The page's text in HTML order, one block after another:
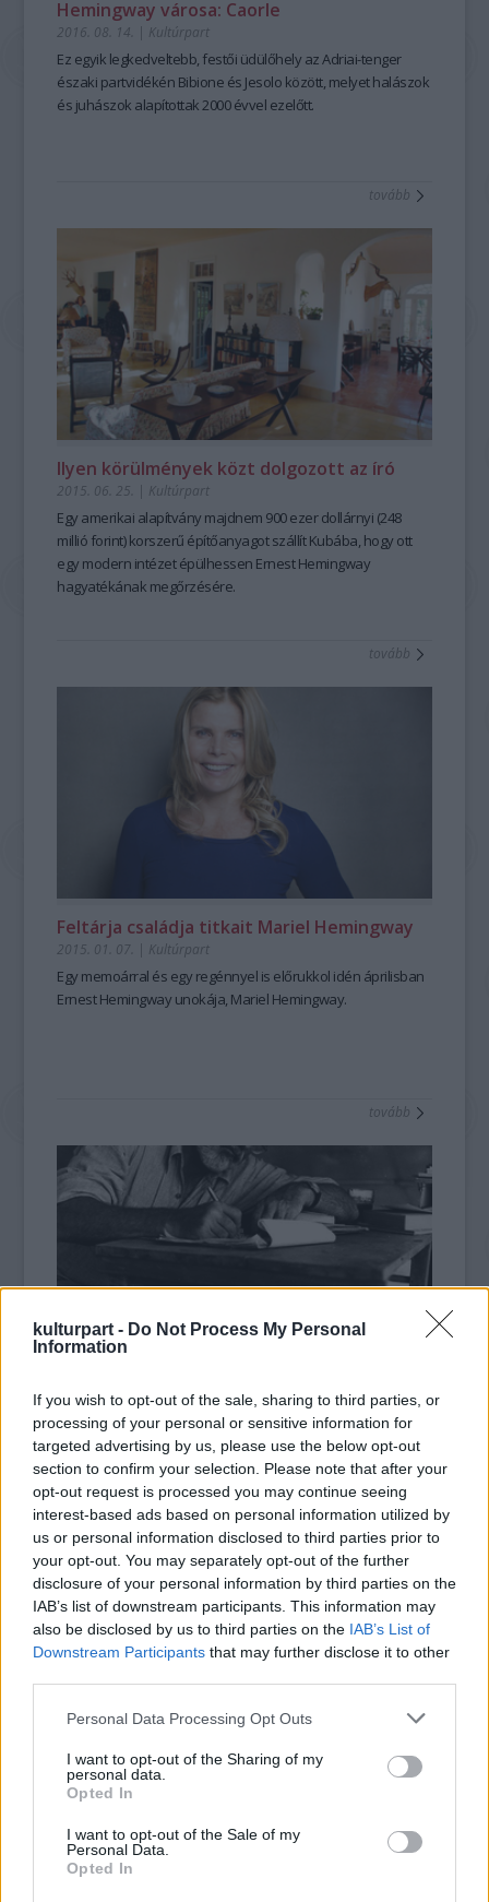
kulturpart - Do Not Process My Personal
Information
If you wish to opt-out of the sale, sharing to third parties, or
processing of your personal or sensitive information for
targeted advertising by us, please use the below opt-out
section to confirm your selection. Please note that after your
opt-out request is processed you may continue seeing
interest-based ads based on personal information utilized by
us or personal information disclosed to third parties prior to
your opt-out. You may separately opt-out of the further
disclosure of your personal information by third parties on the
IAB’s list of downstream participants. This information may
also be disclosed by us to third parties on the IAB’s List of
Downstream Participants that may further disclose it to other
Please note that this website/app uses one or more Google
not limited to your visit or usage behaviour. You may click to
grant or deny consent to Google and its third-party tags to
use your data for below specified purposes in below Google
consent section.
Personal Data Processing Opt Outs
I want to opt-out of the Sharing of my
personal data.
Opted In
I want to opt-out of the Sale of my
Personal Data.
Opted In
Hemingway városa: Caorle
2016. 08. 14. | Kultúrpart
Ez egyik legkedveltebb, festői üdülőhely az Adriai-tenger
északi partvidékén Bibione és Jesolo között, melyet halászok
és juhászok alapítottak 2000 évvel ezelőtt.
tovább
Ilyen körülmények közt dolgozott az író
2015. 06. 25. | Kultúrpart
Egy amerikai alapítvány majdnem 900 ezer dollárnyi (248
millió forint) korszerű építőanyagot szállítKubába, hogy ott
egy modern intézetépülhessen Ernest Hemingway
hagyatékának megőrzésére.
tovább
Feltárja családja titkait Mariel Hemingway
2015. 01. 07. | Kultúrpart
Egy memoárral és egy regénnyel is előrukkol idén áprilisban
Ernest Hemingway unokája, Mariel Hemingway.
tovább
láttak napvilágot
2013. 05. 08.|Kultúrpart
Az amerikaiak által eddig soha nem látott dokumentumok és
feljegyzések kerülnek át a világhírű írókubai otthonábóla
bostoniKennedy-könyvtárba.
tovább
Fiatalság, bolondság
2013. 03. 29.